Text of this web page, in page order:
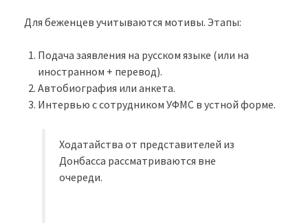
Для беженцев учитываются мотивы. Этапы:
Подача заявления на русском языке (или на
иностранном + перевод).
Автобиография или анкета.
Интервью с сотрудником УФМС в устной форме.
Ходатайства от представителей из
Донбасса рассматриваются вне
очереди.